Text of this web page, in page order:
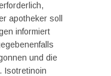
apotheker soll
informiert
und die
Isotretinoin